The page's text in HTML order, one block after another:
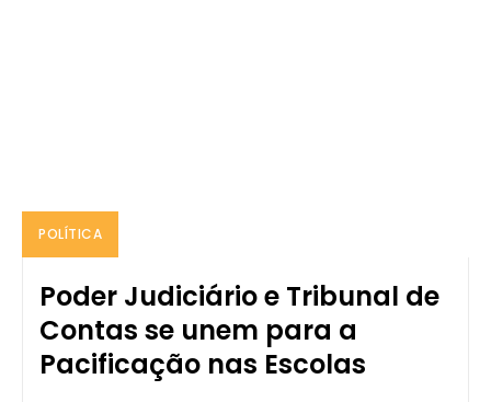
POLÍTICA
Poder Judiciário e Tribunal de
Contas se unem para a
Pacificação nas Escolas